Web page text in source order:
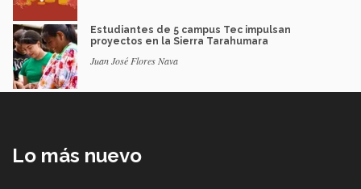
Estudiantes de 5 campus Tec impulsan
proyectos en la Sierra Tarahumara
Juan José Flores Nava
Lo más nuevo